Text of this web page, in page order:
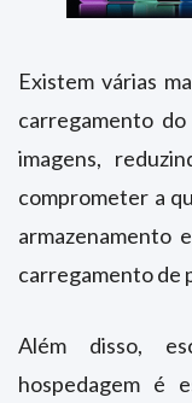
Existem várias
carregamento
imagens,
comprometer a
armazenamento
carregamento de
Além disso,
hospedagem é